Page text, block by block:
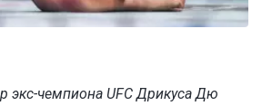
экс-чемпиона UFC Дрикуса Дю